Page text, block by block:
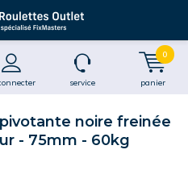
service panier
0
noire freinée
- 75mm - 60kg